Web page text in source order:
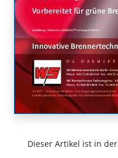
Dieser Artikel ist in